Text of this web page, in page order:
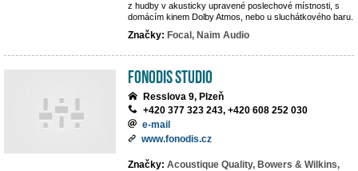
z hudby v akusticky upravené poslechové místnosti, s
domácím kinem Dolby Atmos, nebo u sluchátkového baru.
Značky: Focal, Naim Audio
Fonodis studio
Resslova 9, Plzeň
+420 377 323 243, +420 608 252 030
e-mail
www.fonodis.cz
Značky: Acoustique Quality, Bowers & Wilkins,